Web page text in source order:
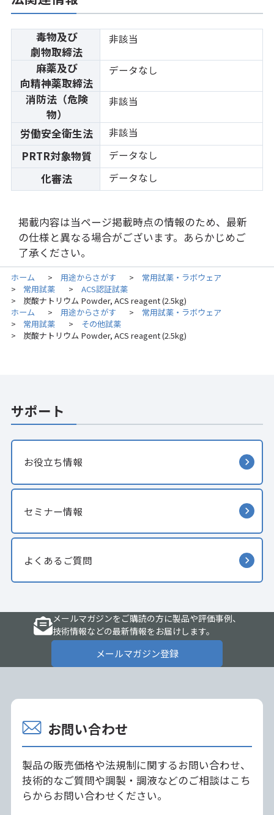
毒物及び
劇物取締法
非該当
麻薬及び
向精神薬取締法
データなし
消防法（危険
物）
非該当
労働安全衛生法 非該当
PRTR対象物質 データなし
化審法 データなし
掲載内容は当ページ掲載時点の情報のため、最新
の仕様と異なる場合がございます。あらかじめご
了承ください。
ホーム > 用途からさがす > 常用試薬・ラボウェア
> 常用試薬 > ACS認証試薬
>
炭酸ナトリウム Powder, ACS reagent (2.5kg)
ホーム
> 用途からさがす > 常用試薬・ラボウェア
> 常用試薬 > その他試薬
> 炭酸ナトリウム Powder, ACS reagent (2.5kg)
サポート
お役立ち情報
セミナー情報
よくあるご質問
メールマガジンをご購読の方に製品や評価事例、
技術情報などの最新情報をお届けします。
メールマガジン登録
お問い合わせ
製品の販売価格や法規制に関するお問い合わせ、
技術的なご質問や調製・調液などのご相談はこち
らからお問い合わせください。